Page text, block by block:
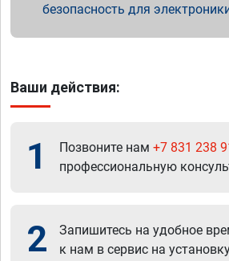
безопасность для
Ваши действия:
1 Позвоните нам +7 831 238
профессиональную
2
Запишитесь на удобное
к нам в сервис на